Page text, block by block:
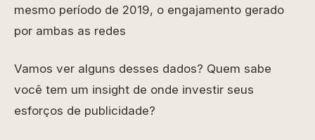
mesmo período de 2019, o engajamento gerado
por ambas as redes
Vamos ver alguns desses dados? Quem sabe
você tem um insight de onde investir seus
esforços de publicidade?